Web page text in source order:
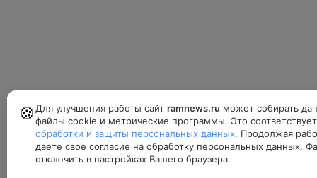
🍪 Для улучшения работы сайт ramnews.ru может собирать
файлы cookie и метрические программы. Это
обработки и защиты персональных данных. Продолжая
даете свое согласие на обработку персональных данных.
отключить в настройках Вашего браузера.